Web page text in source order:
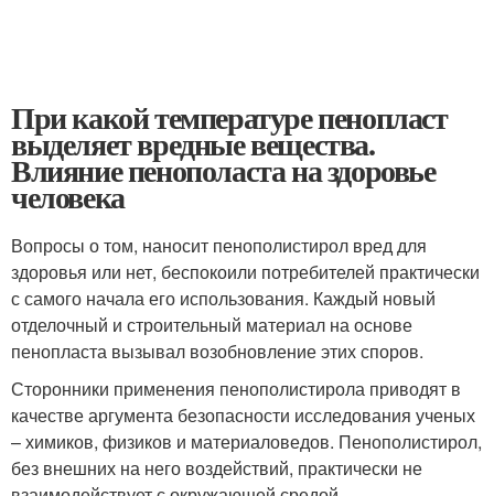
При какой температуре пенопласт
выделяет вредные вещества.
Влияние пенополаста на здоровье
человека
Вопросы о том, наносит пенополистирол вред для
здоровья или нет, беспокоили потребителей практически
с самого начала его использования. Каждый новый
отделочный и строительный материал на основе
пенопласта вызывал возобновление этих споров.
Сторонники применения пенополистирола приводят в
качестве аргумента безопасности исследования ученых
– химиков, физиков и материаловедов. Пенополистирол,
без внешних на него воздействий, практически не